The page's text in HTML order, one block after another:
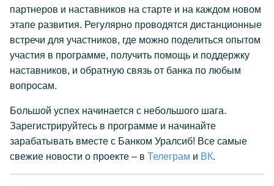
партнеров и наставников на старте и на каждом новом
этапе развития. Регулярно проводятся дистанционные
встречи для участников, где можно поделиться опытом
участия в программе, получить помощь и поддержку
наставников, и обратную связь от банка по любым
вопросам.
Большой успех начинается с небольшого шага.
Зарегистрируйтесь в программе и начинайте
зарабатывать вместе с Банком Уралсиб! Все самые
свежие новости о проекте – в Телеграм и ВК.